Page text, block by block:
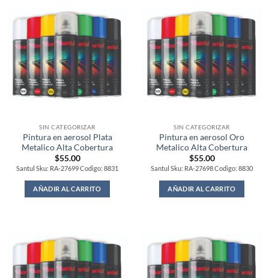
SIN CATEGORIZAR
Pintura en aerosol Plata
Metalico Alta Cobertura
$55.00
Santul Sku: RA-27699 Codigo: 8831
AÑADIR AL CARRITO
SIN CATEGORIZAR
Pintura en aerosol Oro
Metalico Alta Cobertura
$55.00
Santul Sku: RA-27698 Codigo: 8830
AÑADIR AL CARRITO